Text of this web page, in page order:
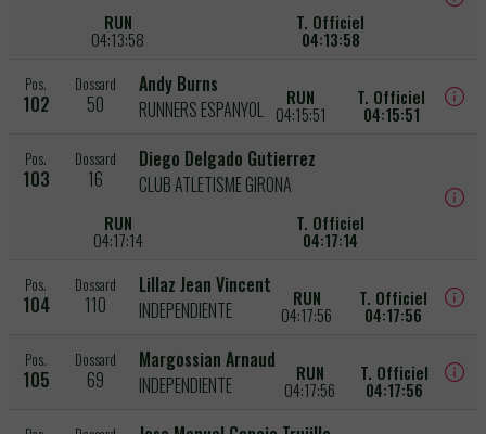
RUN
04:13:58
T. Officiel
04:13:58
Pos.
102
Dossard
50
Andy Burns
RUNNERS ESPANYOL
RUN
04:15:51
T. Officiel
04:15:51
Pos.
103
Dossard
16
Diego Delgado Gutierrez
CLUB ATLETISME GIRONA
RUN
04:17:14
T. Officiel
04:17:14
Pos.
104
Dossard
110
Lillaz Jean Vincent
INDEPENDIENTE
RUN
04:17:56
T. Officiel
04:17:56
Pos.
105
Dossard
69
Margossian Arnaud
INDEPENDIENTE
RUN
04:17:56
T. Officiel
04:17:56